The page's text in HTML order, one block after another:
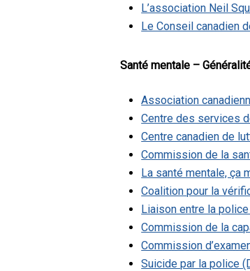
L’association Neil
Le Conseil canadien
Santé mentale –
Association
Centre des services
Centre canadien de
Commission de la
La santé mentale, ça
Coalition pour la
Liaison entre la
Commission de la
Commission
Suicide par la police